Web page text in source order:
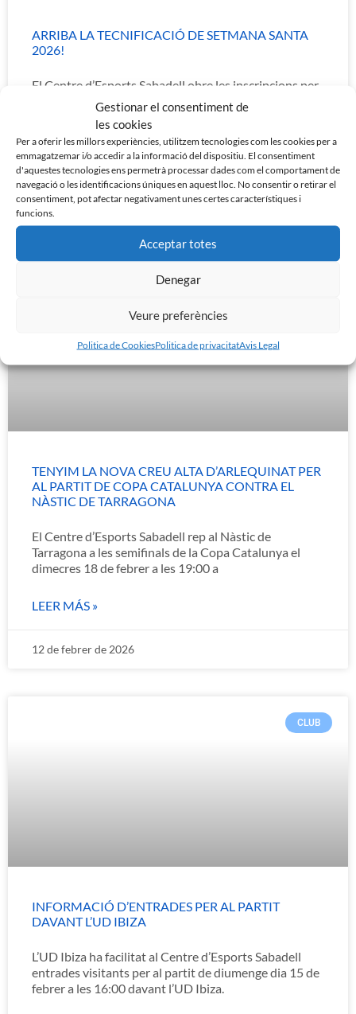
Gestionar el consentiment de
les cookies
Per a oferir les millors experiències, utilitzem tecnologies com les cookies per a
emmagatzemar i/o accedir a la informació del dispositiu. El consentiment
d'aquestes tecnologies ens permetrà processar dades com el comportament de
navegació o les identificacions úniques en aquest lloc. No consentir o retirar el
consentiment, pot afectar negativament unes certes característiques i
funcions.
Acceptar totes
Denegar
Veure preferències
Politica de CookiesPolitica de privacitatAvis Legal
ARRIBA LA TECNIFICACIÓ DE SETMANA SANTA
2026!
El Centre d’Esports Sabadell obre les inscripcions per
a la Tecnificació de Setmana Santa 2026
del #FutProCES que se celebrarà a partir del 30 de
març a les instal·lacions Municipals d’Olímpia.
LEER MÁS »
20 de febrer de 2026
TENYIM LA NOVA CREU ALTA D’ARLEQUINAT PER
AL PARTIT DE COPA CATALUNYA CONTRA EL
NÀSTIC DE TARRAGONA
El Centre d’Esports Sabadell rep al Nàstic de
Tarragona a les semifinals de la Copa Catalunya el
dimecres 18 de febrer a les 19:00 a
LEER MÁS »
12 de febrer de 2026
CLUB
INFORMACIÓ D’ENTRADES PER AL PARTIT
DAVANT L’UD IBIZA
L’UD Ibiza ha facilitat al Centre d’Esports Sabadell
entrades visitants per al partit de diumenge dia 15 de
febrer a les 16:00 davant l’UD Ibiza.